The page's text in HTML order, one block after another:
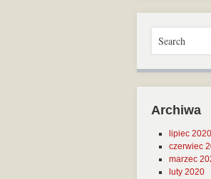
Archiwa
lipiec 2020
czerwiec
marzec
luty 2020